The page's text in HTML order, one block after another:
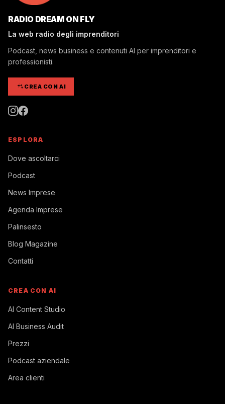
RADIO DREAM ON FLY
La web radio degli imprenditori
Podcast, news business e contenuti AI per imprenditori e
professionisti.
CREA CON AI
ESPLORA
Dove ascoltarci
Podcast
News Imprese
Agenda Imprese
Palinsesto
Blog Magazine
Contatti
CREA CON AI
AI Content Studio
AI Business Audit
Prezzi
Podcast aziendale
Area clienti